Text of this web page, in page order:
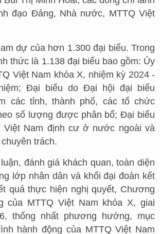
đạo Đảng, Nhà nước, MTTQ Việt
dự của hơn 1.300 đại biểu. Trong
thức là 1.138 đại biểu bao gồm: Ủy
Việt Nam khóa X, nhiệm kỳ 2024 -
Đại biểu do Đại hội đại biểu
các tỉnh, thành phố, các tổ chức
số lượng được phân bổ; Đại biểu
Việt Nam định cư ở nước ngoài và
trách.
đánh giá khách quan, toàn diện
lớp nhân dân và khối đại đoàn kết
quả thực hiện nghị quyết, Chương
của MTTQ Việt Nam khóa X, giai
thống nhất phương hướng, mục
hành động của MTTQ Việt Nam